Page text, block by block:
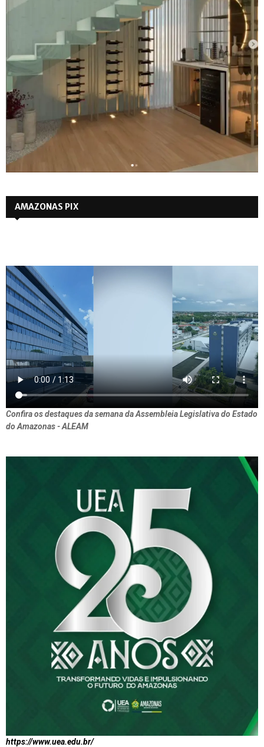
AMAZONAS PIX
Confira os destaques da semana da Assembleia Legislativa do Estado
do Amazonas - ALEAM
https://www.uea.edu.br/